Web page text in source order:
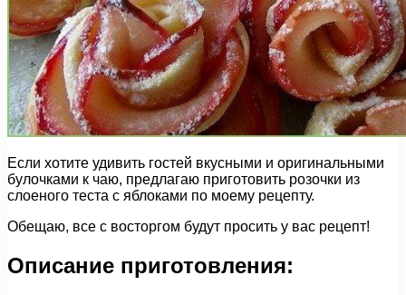
Если хотите удивить гостей вкусными и оригинальными
булочками к чаю, предлагаю приготовить розочки из
слоеного теста с яблоками по моему рецепту.
Обещаю, все с восторгом будут просить у вас рецепт!
Описание приготовления: